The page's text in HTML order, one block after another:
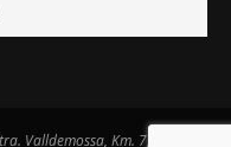
Valldemossa, Km. 7,4. Centre